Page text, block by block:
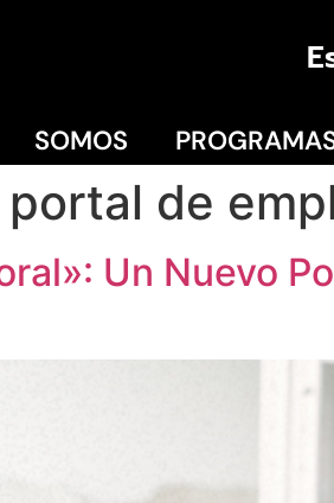
SOMOS
portal de
Un Nuevo